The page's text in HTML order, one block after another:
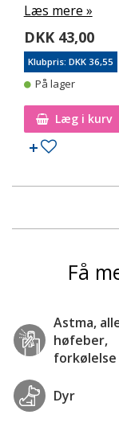
Læs mere »
DKK 43,00
Klubpris: DKK 36,55
På lager
Læg i kurv
Tilføj til
Få
Astma,
høfeber,
forkølelse
Dyr